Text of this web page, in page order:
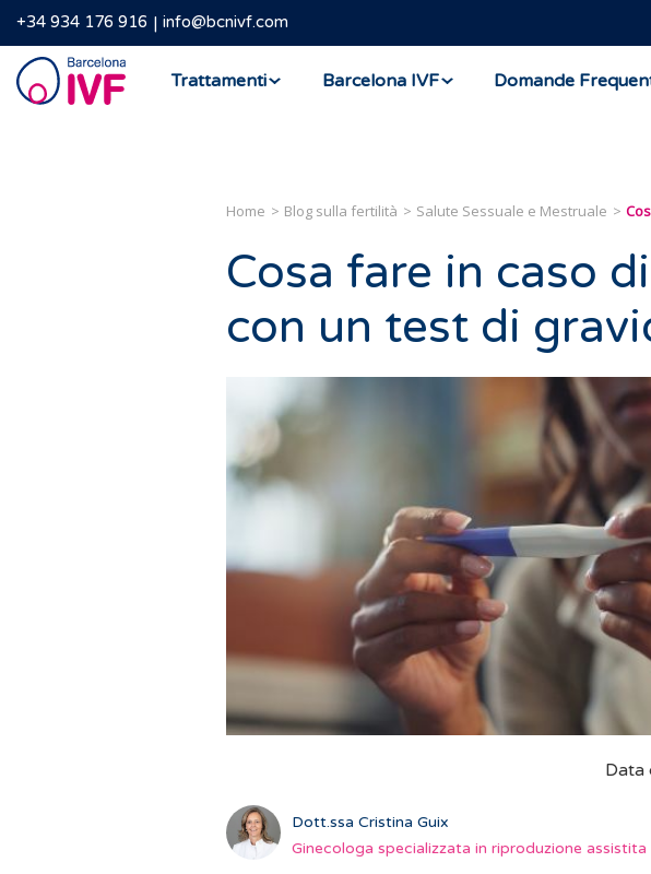
+34 934 176 916 info@bcnivf.com
Barcelona
IVF
Trattamenti Barcelona IVF Domande
Home Blog sulla fertilità Salute Sessuale e Mestruale
Cosa fare in caso
con un test di
Data
Dott.ssa Cristina Guix
Ginecologa specializzata in riproduzione assistita